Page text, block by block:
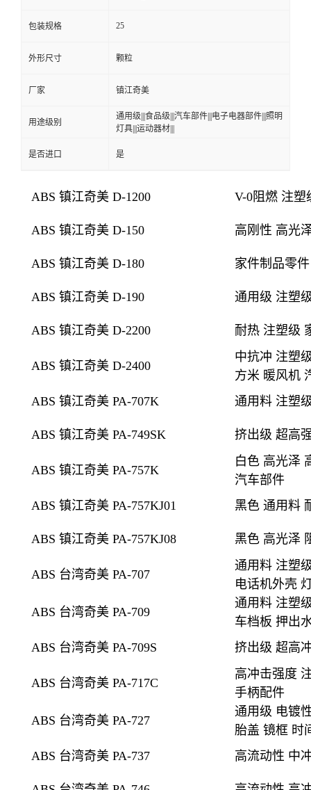
包装规格 25
外形尺寸 颗粒
厂家 镇江奇美
用途级别
通用级|||食品级|||汽车部件|||电子电器部件|||照明
灯具|||运动器材|||
是否进口 是
ABS 镇江奇美 D-1200 V-0阻燃 注塑
ABS 镇江奇美 D-150 高刚性 高光
ABS 镇江奇美 D-180 家件制品零
ABS 镇江奇美 D-190 通用级 注塑
ABS 镇江奇美 D-2200 耐热 注塑级
ABS 镇江奇美 D-2400
中抗冲 注塑
方米 暖风机
ABS 镇江奇美 PA-707K
通用料 注塑
ABS 镇江奇美 PA-749SK 挤出级 超高
ABS 镇江奇美 PA-757K
白色 高光泽
汽车部件
ABS 镇江奇美 PA-757KJ01
黑色 通用料
ABS 镇江奇美 PA-757KJ08 黑色 高光泽
ABS 台湾奇美 PA-707
通用料 注塑
电话机外壳
ABS 台湾奇美 PA-709
通用料 注塑
车档板 押出
ABS 台湾奇美 PA-709S
挤出级 超高
ABS 台湾奇美 PA-717C
高冲击强度
手柄配件
ABS 台湾奇美 PA-727
通用级 电镀
胎盖 镜框 时
ABS 台湾奇美 PA-737
高流动性 中